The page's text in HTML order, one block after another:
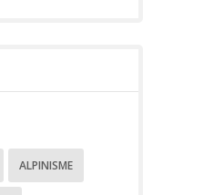
ALPINISME